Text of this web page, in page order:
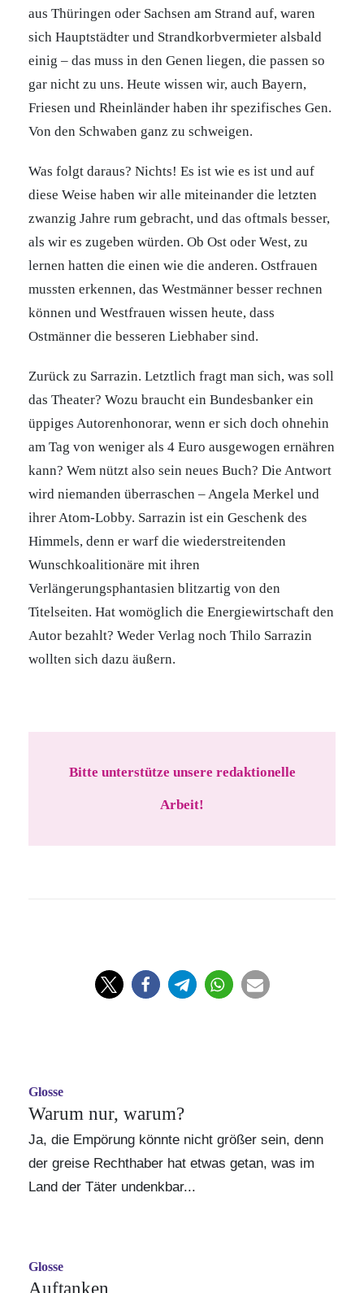
aus Thüringen oder Sachsen am Strand auf, waren
sich Hauptstädter und Strandkorbvermieter alsbald
einig – das muss in den Genen liegen, die passen so
gar nicht zu uns. Heute wissen wir, auch Bayern,
Friesen und Rheinländer haben ihr spezifisches Gen.
Von den Schwaben ganz zu schweigen.
Was folgt daraus? Nichts! Es ist wie es ist und auf
diese Weise haben wir alle miteinander die letzten
zwanzig Jahre rum gebracht, und das oftmals besser,
als wir es zugeben würden. Ob Ost oder West, zu
lernen hatten die einen wie die anderen. Ostfrauen
mussten erkennen, das Westmänner besser rechnen
können und Westfrauen wissen heute, dass
Ostmänner die besseren Liebhaber sind.
Zurück zu Sarrazin. Letztlich fragt man sich, was soll
das Theater? Wozu braucht ein Bundesbanker ein
üppiges Autorenhonorar, wenn er sich doch ohnehin
am Tag von weniger als 4 Euro ausgewogen ernähren
kann? Wem nützt also sein neues Buch? Die Antwort
wird niemanden überraschen – Angela Merkel und
ihrer Atom-Lobby. Sarrazin ist ein Geschenk des
Himmels, denn er warf die wiederstreitenden
Wunschkoalitionäre mit ihren
Verlängerungsphantasien blitzartig von den
Titelseiten. Hat womöglich die Energiewirtschaft den
Autor bezahlt? Weder Verlag noch Thilo Sarrazin
wollten sich dazu äußern.
Bitte unterstütze unsere redaktionelle
Arbeit!
Glosse
Warum nur, warum?
Ja, die Empörung könnte nicht größer sein, denn
der greise Rechthaber hat etwas getan, was im
Land der Täter undenkbar...
Glosse
Auftanken